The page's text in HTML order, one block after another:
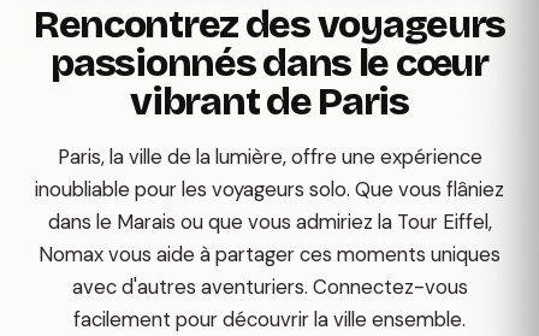
Rencontrez des voyageurs
passionnés dans le cœur
vibrant de Paris
Paris, la ville de la lumière, offre une expérience
inoubliable pour les voyageurs solo. Que vous flâniez
dans le Marais ou que vous admiriez la Tour Eiffel,
Nomax vous aide à partager ces moments uniques
avec d'autres aventuriers. Connectez-vous
facilement pour découvrir la ville ensemble.